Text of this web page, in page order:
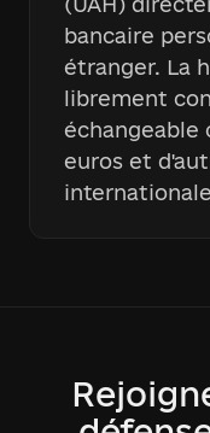
bancaire
étranger. La
librement
échangeable
euros et